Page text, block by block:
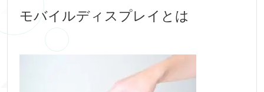
モバイルディスプレイとは